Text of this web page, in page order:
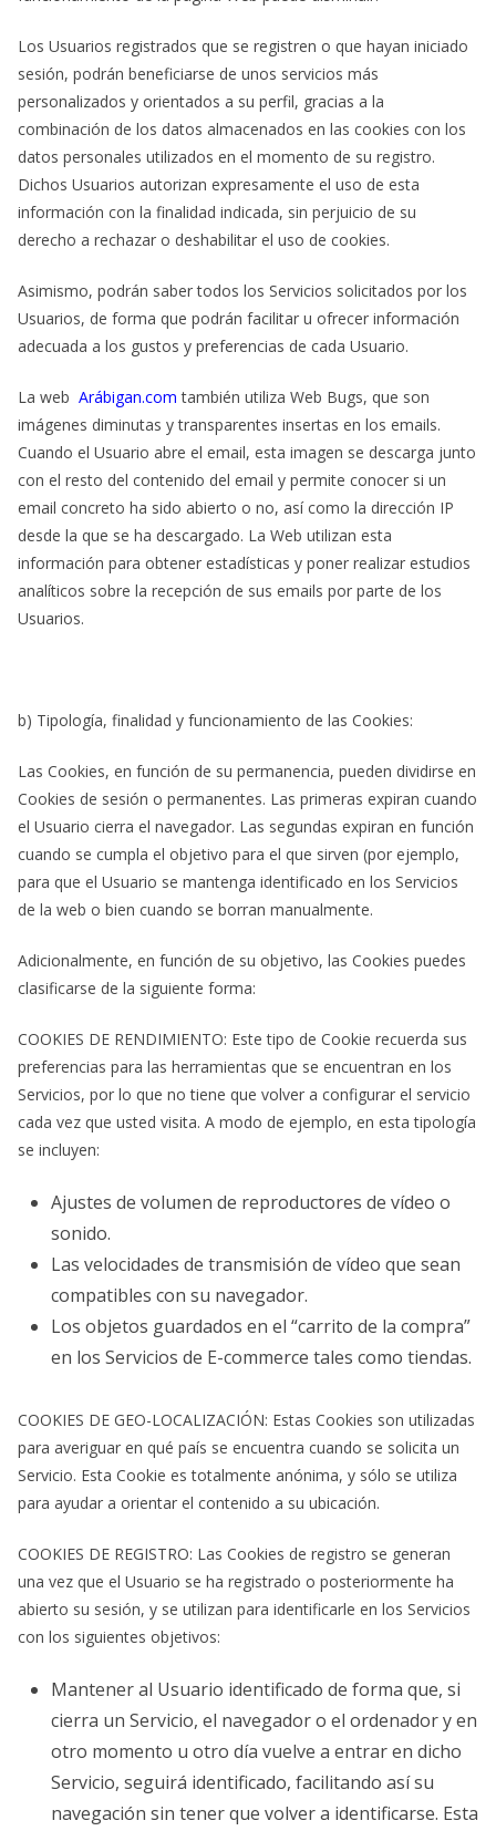
Los Usuarios registrados que se registren o que hayan iniciado
sesión, podrán beneficiarse de unos servicios más
personalizados y orientados a su perfil, gracias a la
combinación de los datos almacenados en las cookies con los
datos personales utilizados en el momento de su registro.
Dichos Usuarios autorizan expresamente el uso de esta
información con la finalidad indicada, sin perjuicio de su
derecho a rechazar o deshabilitar el uso de cookies.
Asimismo, podrán saber todos los Servicios solicitados por los
Usuarios, de forma que podrán facilitar u ofrecer información
adecuada a los gustos y preferencias de cada Usuario.
La web Arábigan.com también utiliza Web Bugs, que son
imágenes diminutas y transparentes insertas en los emails.
Cuando el Usuario abre el email, esta imagen se descarga junto
con el resto del contenido del email y permite conocer si un
email concreto ha sido abierto o no, así como la dirección IP
desde la que se ha descargado. La Web utilizan esta
información para obtener estadísticas y poner realizar estudios
analíticos sobre la recepción de sus emails por parte de los
Usuarios.
b) Tipología, finalidad y funcionamiento de las Cookies:
Las Cookies, en función de su permanencia, pueden dividirse en
Cookies de sesión o permanentes. Las primeras expiran cuando
el Usuario cierra el navegador. Las segundas expiran en función
cuando se cumpla el objetivo para el que sirven (por ejemplo,
para que el Usuario se mantenga identificado en los Servicios
de la web o bien cuando se borran manualmente.
Adicionalmente, en función de su objetivo, las Cookies puedes
clasificarse de la siguiente forma:
COOKIES DE RENDIMIENTO: Este tipo de Cookie recuerda sus
preferencias para las herramientas que se encuentran en los
Servicios, por lo que no tiene que volver a configurar el servicio
cada vez que usted visita. A modo de ejemplo, en esta tipología
se incluyen:
Ajustes de volumen de reproductores de vídeo o
sonido.
Las velocidades de transmisión de vídeo que sean
compatibles con su navegador.
Los objetos guardados en el “carrito de la compra”
en los Servicios de E-commerce tales como tiendas.
COOKIES DE GEO-LOCALIZACIÓN: Estas Cookies son utilizadas
para averiguar en qué país se encuentra cuando se solicita un
Servicio. Esta Cookie es totalmente anónima, y sólo se utiliza
para ayudar a orientar el contenido a su ubicación.
COOKIES DE REGISTRO: Las Cookies de registro se generan
una vez que el Usuario se ha registrado o posteriormente ha
abierto su sesión, y se utilizan para identificarle en los Servicios
con los siguientes objetivos:
Mantener al Usuario identificado de forma que, si
cierra un Servicio, el navegador o el ordenador y en
otro momento u otro día vuelve a entrar en dicho
Servicio, seguirá identificado, facilitando así su
navegación sin tener que volver a identificarse. Esta